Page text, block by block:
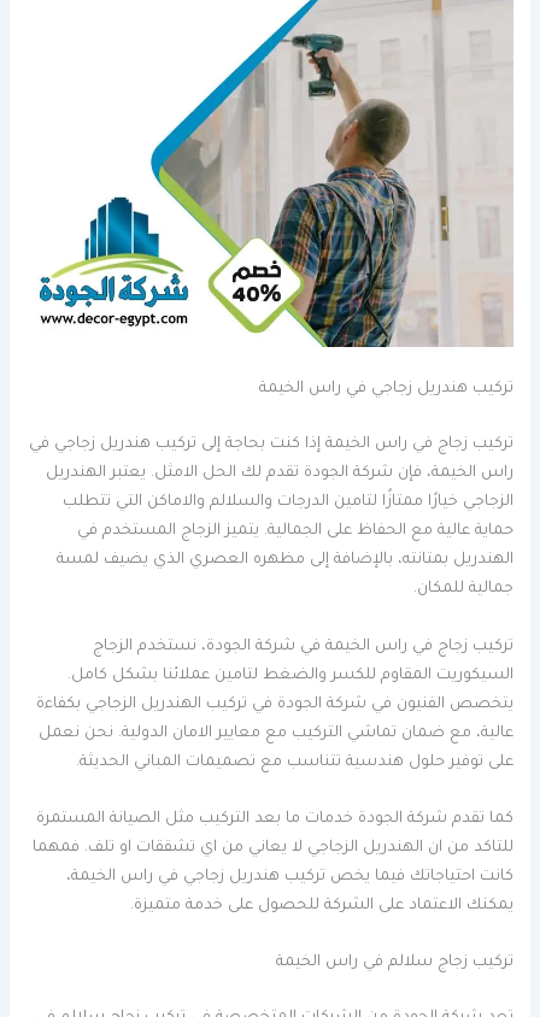
تركيب هندريل زجاجي في راس الخيمة
تركيب زجاج في راس الخيمة إذا كنت بحاجة إلى تركيب هندريل زجاجي في
راس الخيمة، فإن شركة الجودة تقدم لك الحل الامثل. يعتبر الهندريل
الزجاجي خيارًا ممتازًا لتامين الدرجات والسلالم والاماكن التي تتطلب
حماية عالية مع الحفاظ على الجمالية. يتميز الزجاج المستخدم في
الهندريل بمتانته، بالإضافة إلى مظهره العصري الذي يضيف لمسة
جمالية للمكان.
تركيب زجاج في راس الخيمة في شركة الجودة، نستخدم الزجاج
السيكوريت المقاوم للكسر والضغط لتامين عملائنا بشكل كامل.
يتخصص الفنيون في شركة الجودة في تركيب الهندريل الزجاجي بكفاءة
عالية، مع ضمان تماشي التركيب مع معايير الامان الدولية. نحن نعمل
على توفير حلول هندسية تتناسب مع تصميمات المباني الحديثة.
كما تقدم شركة الجودة خدمات ما بعد التركيب مثل الصيانة المستمرة
للتاكد من ان الهندريل الزجاجي لا يعاني من اي تشققات او تلف. فمهما
كانت احتياجاتك فيما يخص تركيب هندريل زجاجي في راس الخيمة،
يمكنك الاعتماد على الشركة للحصول على خدمة متميزة.
تركيب زجاج سلالم في راس الخيمة